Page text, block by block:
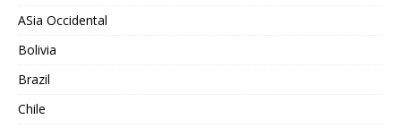
ASia Occidental
Bolivia
Brazil
Chile